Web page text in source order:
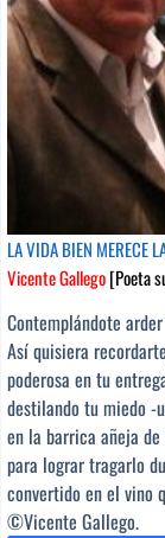
LA VIDA BIEN MERECE
Vicente Gallego[Poeta
Contemplándote arder
Así quisiera
poderosa en tu
destilando tu miedo -
en la barrica añeja
para lograr tragarlo
convertido en el vino
©Vicente Gallego.